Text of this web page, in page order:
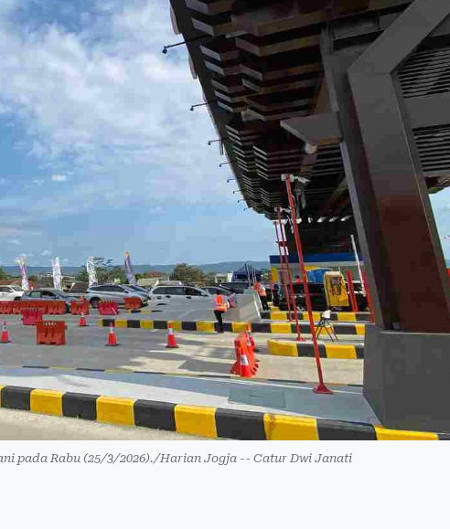
pada Rabu (25/3/2026)./Harian Jogja -- Catur Dwi Janati